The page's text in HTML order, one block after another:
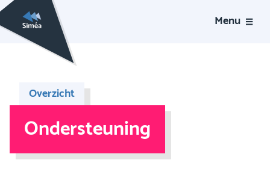
Menu
Overzicht
Ondersteuning